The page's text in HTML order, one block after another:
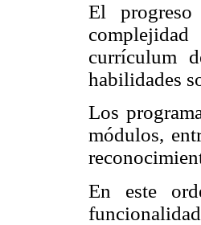
El
currículum
habilidades
Los
módulos,
En este